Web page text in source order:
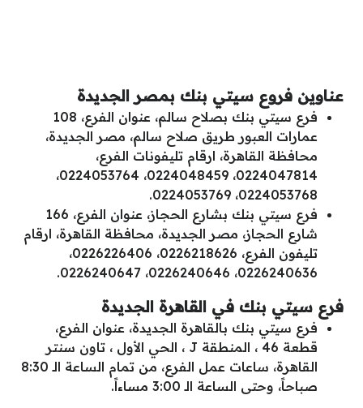
عناوين فروع سيتي بنك بمصر الجديدة
فرع سيتي بنك بصلاح سالم، عنوان الفرع، 108
عمارات العبور طريق صلاح سالم، مصر الجديدة،
محافظة القاهرة، ارقام تليفونات الفرع،
0224047814، 0224048459، 0224053764،
0224053768، 0224053769.
فرع سيتي بنك بشارع الحجاز، عنوان الفرع، 166
شارع الحجاز، مصر الجديدة، محافظة القاهرة، ارقام
تليفون الفرع، 0226218626، 0226226406،
0226240636، 0226240646، 0226240647.
فرع سيتي بنك في القاهرة الجديدة
فرع سيتي بنك بالقاهرة الجديدة، عنوان الفرع،
قطعة 46 ، المنطقة J ، الحي الأول ، تاون سنتر
القاهرة، ساعات عمل الفرع، من تمام الساعة الـ 8:30
صباحاً، وحتى الساعة الـ 3:00 مساءاً.